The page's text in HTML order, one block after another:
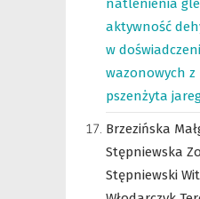
natlenienia
aktywność
w
wazonowych z
pszenżyta
Brzezińska
Stępniewska
Stępniewski